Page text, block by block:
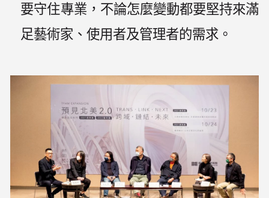
要守住專業，不論怎麼變動都要堅持來滿
足藝術家、使用者及管理者的需求。